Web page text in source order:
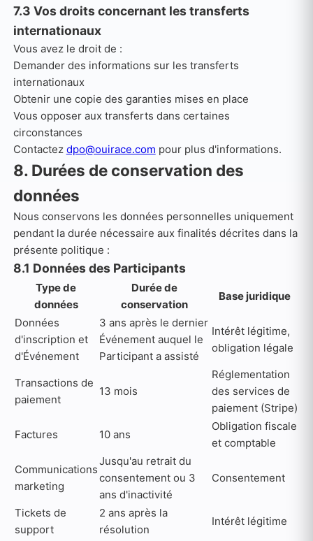
7.3 Vos droits concernant les transferts
internationaux
Vous avez le droit de :
Demander des informations sur les transferts
internationaux
Obtenir une copie des garanties mises en place
Vous opposer aux transferts dans certaines
circonstances
Contactez dpo@ouirace.com pour plus d'informations.
8. Durées de conservation des
données
Nous conservons les données personnelles uniquement
pendant la durée nécessaire aux finalités décrites dans la
présente politique :
8.1 Données des Participants
Type de
données
Durée de
conservation
Base juridique
Données
d'inscription et
d'Événement
3 ans après le dernier
Événement auquel le
Participant a assisté
Intérêt légitime,
obligation légale
Transactions de
paiement
13 mois
Réglementation
des services de
paiement (Stripe)
Factures
10 ans
Obligation fiscale
et comptable
Communications
marketing
Jusqu'au retrait du
consentement ou 3
ans d'inactivité
Consentement
Tickets de
support
2 ans après la
résolution
Intérêt légitime